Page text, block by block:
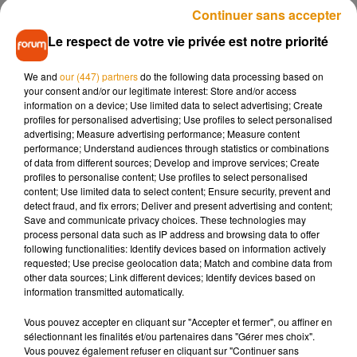
climatiques dans toutes les régions du monde", explique le
rapport. Face à ces catastrophes naturelles qui se sont
multipliées ces dernières décennies, et au niveau des mers
qui a en moyenne augmenté de 20 cm entre 1901 et 2019, le
Giec nous alerte : les conséquences actuelles du
réchauffement sont plus graves que ce qui avait été anticipé.
"Les années les plus chaudes que nous avons vécues
jusqu'à présent seront parmi les plus fraîches d'ici une
génération", explique Friederike Otto, coautrice de la
synthèse. Malheureusement, les conséquences vont
continuer à s’intensifier",la température grimpera au moins
jusqu’en 2040 à cause de l’inertie du système climatique. La
suite dépendra "des choix actuels et à court terme",insiste le
Giec, précisant que"le rythme et l'ampleur des mesures
prises jusqu'à présent, ainsi que les projets actuels, sont
Le respect de votre vie privée est notre priorité
We and our (447) partnersdo the following data processing based on
your consent and/or our legitimate interest: Store and/or access
information on a device; Use limited data to select advertising; Create
profiles for personalised advertising; Use profiles to select personalised
advertising; Measure advertising performance; Measure content
performance; Understand audiences through statistics or combinations
of data from different sources; Develop and improve services; Create
profiles to personalise content; Use profiles to select personalised
content; Use limited data to select content; Ensure security, prevent and
detect fraud, and fix errors; Deliver and present advertising and content;
Save and communicate privacy choices. These technologies may
process personal data such as IP address and browsing data to offer
following functionalities: Identify devices based on information actively
requested; Use precise geolocation data; Match and combine data from
other data sources; Link different devices; Identify devices based on
information transmitted automatically.
Vous pouvez accepter en cliquant sur "Accepter et fermer", ou affiner en
sélectionnant les finalités et/ou partenaires dans "Gérer mes choix".
Vous pouvez également refuser en cliquant sur "Continuer sans
Continuer sans accepter